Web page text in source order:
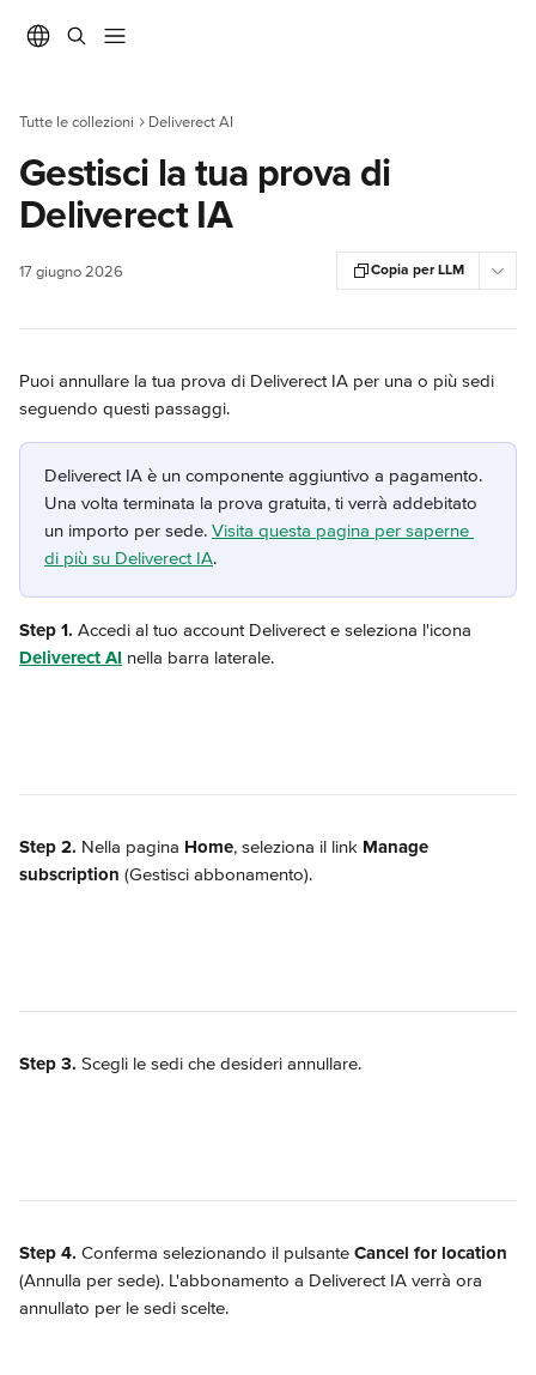
Tutte le collezioni Deliverect AI
Gestisci la tua prova di
Deliverect IA
17 giugno 2026 Copia per LLM
Puoi annullare la tua prova di Deliverect IA per una o più sedi
seguendo questi passaggi.
Deliverect IA è un componente aggiuntivo a pagamento.
Una volta terminata la prova gratuita, ti verrà addebitato
un importo per sede. Visita questa pagina per saperne
di più su Deliverect IA.
Step 1. Accedi al tuo account Deliverect e seleziona l'icona
Deliverect AI nella barra laterale.
Step 2. Nella pagina Home, seleziona il link Manage
subscription (Gestisci abbonamento).
Step 3. Scegli le sedi che desideri annullare.
Step 4. Conferma selezionando il pulsante Cancel for location
(Annulla per sede). L'abbonamento a Deliverect IA verrà ora
annullato per le sedi scelte.